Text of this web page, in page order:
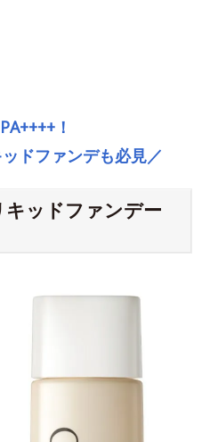
！
ドファンデも必見／
ッドファンデー